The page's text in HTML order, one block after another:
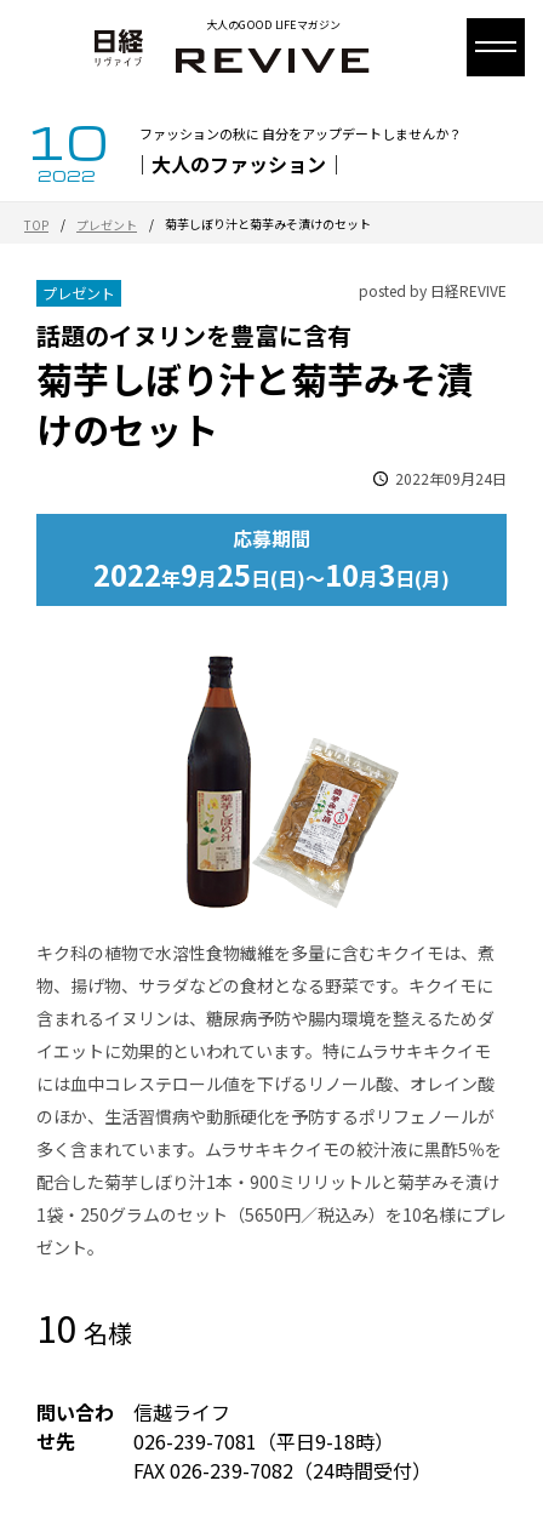
大人のGOOD LIFEマガジン
10
2022
ファッションの秋に 自分をアップデートしませんか？
｜大人のファッション｜
TOP / プレゼント / 菊芋しぼり汁と菊芋みそ漬けのセット
プレゼント posted by 日経REVIVE
話題のイヌリンを豊富に含有
菊芋しぼり汁と菊芋みそ漬
けのセット
2022年09月24日
応募期間
2022年9月25日(日)～10月3日(月)
キク科の植物で水溶性食物繊維を多量に含むキクイモは、煮
物、揚げ物、サラダなどの食材となる野菜です。キクイモに
含まれるイヌリンは、糖尿病予防や腸内環境を整えるためダ
イエットに効果的といわれています。特にムラサキキクイモ
には血中コレステロール値を下げるリノール酸、オレイン酸
のほか、生活習慣病や動脈硬化を予防するポリフェノールが
多く含まれています。ムラサキキクイモの絞汁液に黒酢5％を
配合した菊芋しぼり汁1本・900ミリリットルと菊芋みそ漬け
1袋・250グラムのセット（5650円／税込み）を10名様にプレ
ゼント。
10 名様
問い合わ
せ先
信越ライフ
026-239-7081（平日9-18時）
FAX 026-239-7082（24時間受付）